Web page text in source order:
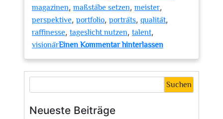
magazinen, maßstäbe setzen, meister,
perspektive, portfolio, porträts, qualität,
raffinesse, tageslicht nutzen, talent,
visionärEinen Kommentar hinterlassenzu
Welt
der
Suchen
Neueste Beiträge